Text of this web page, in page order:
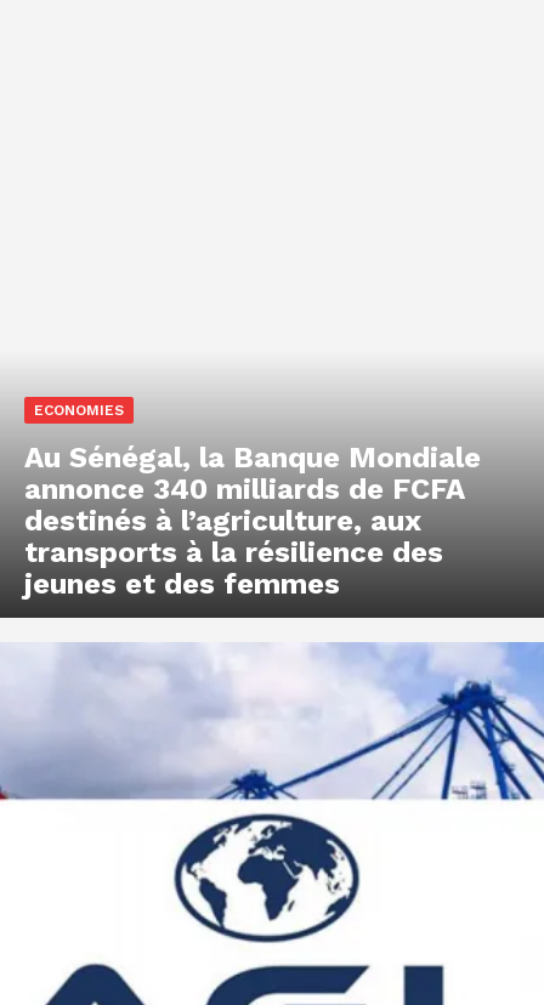
ECONOMIES
Au Sénégal, la Banque Mondiale
annonce 340 milliards de FCFA
destinés à l’agriculture, aux
transports à la résilience des
jeunes et des femmes